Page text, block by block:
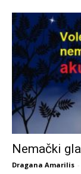
Nemački
Dragana Amarilis -